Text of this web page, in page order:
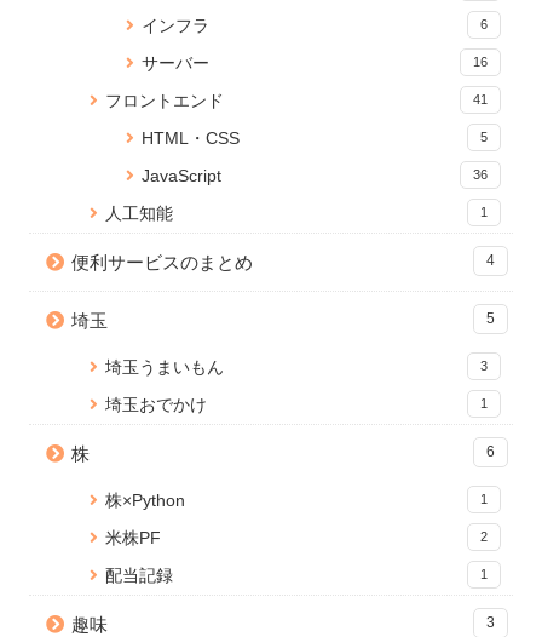
Jupyter Notebookに現在のメモ
15 views
PDFに画像（ロゴ）を貼ること
ができる無料Webサービス「ピ
タロゴPDFメーカー」を公開し
14 views
WordPress 編集画面を便利にカ
13 views
Reactページの読み込みが終わ
るまでの間ローディングを表示
する
React onClick イベントで引数
を渡す方法
Node.js のバージョンアップ手
順【Mac】
1 view
PDFに画像（ロゴ）を貼ること
ができる無料Webサービス「ピ
タロゴPDFメーカー」を公開し
【WordPress】SQL テーブルを
インフラ 6
サーバー 16
フロントエンド 41
HTML・CSS 5
JavaScript 36
人工知能 1
便利サービスのまとめ 4
埼玉 5
埼玉うまいもん 3
埼玉おでかけ 1
株 6
株×Python 1
米株PF 2
配当記録 1
趣味 3